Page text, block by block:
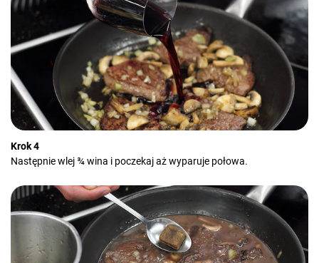
Krok 4
Następnie wlej ¾ wina i poczekaj aż wyparuje połowa.